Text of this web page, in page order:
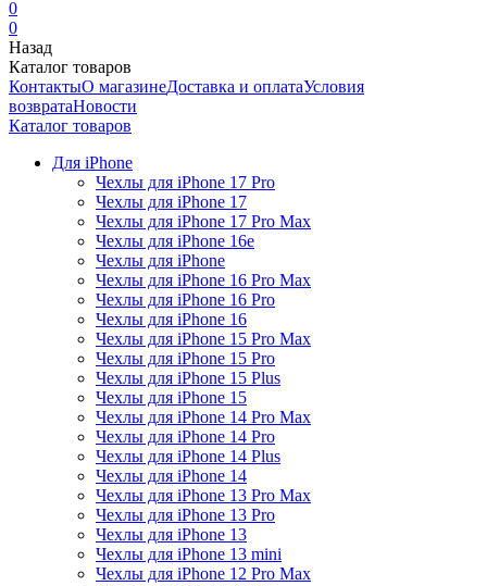
0
0
Назад
Каталог товаров
КонтактыО магазинеДоставка и оплатаУсловия
возвратаНовости
Каталог товаров
Для iPhone
Чехлы для iPhone 17 Pro
Чехлы для iPhone 17
Чехлы для iPhone 17 Pro Max
Чехлы для iPhone 16e
Чехлы для iPhone
Чехлы для iPhone 16 Pro Max
Чехлы для iPhone 16 Pro
Чехлы для iPhone 16
Чехлы для iPhone 15 Pro Max
Чехлы для iPhone 15 Pro
Чехлы для iPhone 15 Plus
Чехлы для iPhone 15
Чехлы для iPhone 14 Pro Max
Чехлы для iPhone 14 Pro
Чехлы для iPhone 14 Plus
Чехлы для iPhone 14
Чехлы для iPhone 13 Pro Max
Чехлы для iPhone 13 Pro
Чехлы для iPhone 13
Чехлы для iPhone 13 mini
Чехлы для iPhone 12 Pro Max